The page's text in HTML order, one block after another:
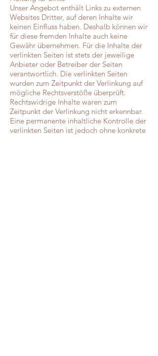
Unser Angebot enthält Links zu externen
Websites Dritter, auf deren Inhalte wir
keinen Einfluss haben. Deshalb können wir
für diese fremden Inhalte auch keine
Gewähr übernehmen. Für die Inhalte der
verlinkten Seiten ist stets der jeweilige
Anbieter oder Betreiber der Seiten
verantwortlich. Die verlinkten Seiten
wurden zum Zeitpunkt der Verlinkung auf
mögliche Rechtsverstöße überprüft.
Rechtswidrige Inhalte waren zum
Zeitpunkt der Verlinkung nicht erkennbar.
Eine permanente inhaltliche Kontrolle der
verlinkten Seiten ist jedoch ohne konkrete